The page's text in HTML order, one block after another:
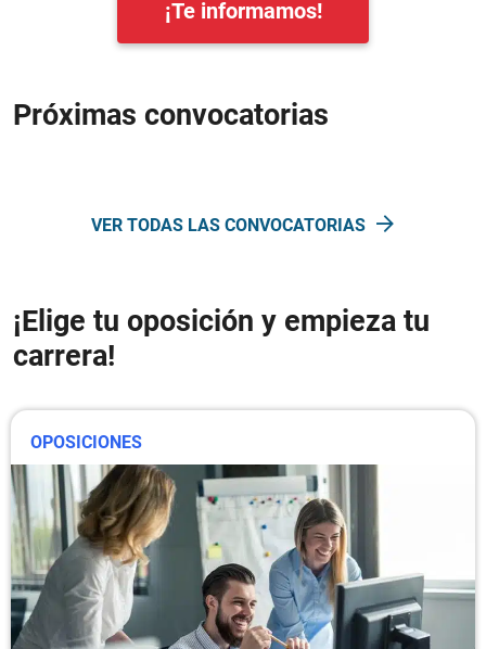
¡Te informamos!
Próximas convocatorias
VER TODAS LAS CONVOCATORIAS
¡Elige tu oposición y empieza tu
carrera!
OPOSICIONES